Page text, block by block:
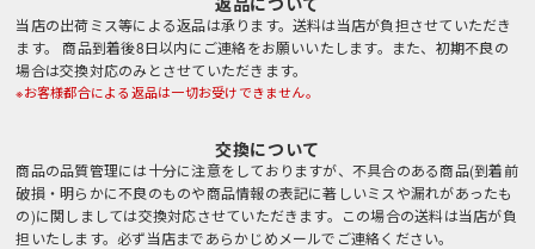
当店の出荷ミス等による返品は承ります。送料は当店が負担させていただき
ます。 商品到着後8日以内にご連絡をお願いいたします。また、初期不良の
場合は交換対応のみとさせていただきます。
※お客様都合による返品は一切お受けできません。
交換について
商品の品質管理には十分に注意をしておりますが、不具合のある商品(到着前
破損・明らかに不良のものや商品情報の表記に著しいミスや漏れがあったも
の)に関しましては交換対応させていただきます。この場合の送料は当店が負
担いたします。必ず当店まであらかじめメールでご連絡ください。